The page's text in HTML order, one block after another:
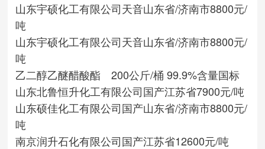
山东宇硕化工有限公司天音山东省/济南市8800元/
吨
山东宇硕化工有限公司天音山东省/济南市8800元/
吨
乙二醇乙醚醋酸酯 200公斤/桶 99.9%含量国标
山东北鲁恒升化工有限公司国产江苏省7900元/吨
山东硕佳化工有限公司国产山东省/济南市8800元/
吨
南京润升石化有限公司国产江苏省12600元/吨